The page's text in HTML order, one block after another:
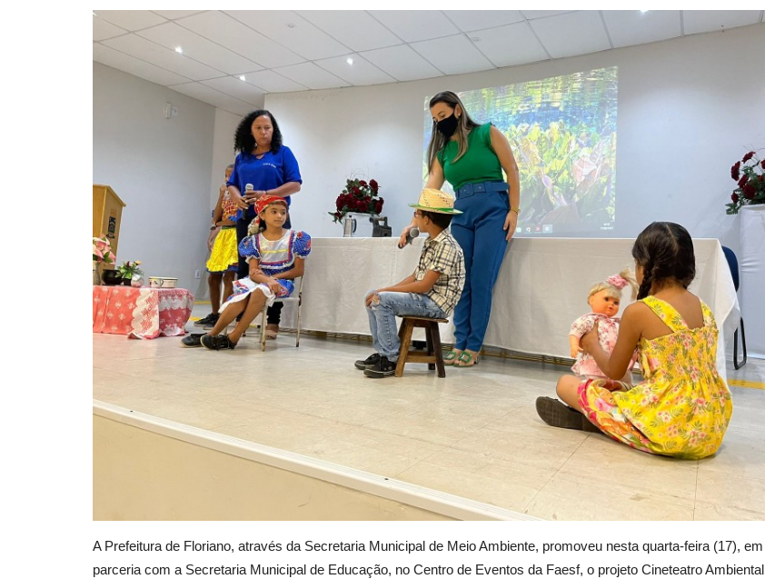
A Prefeitura de Floriano, através da Secretaria Municipal de Meio Ambiente, promoveu nesta quarta-feira (17), em
parceria com a Secretaria Municipal de Educação, no Centro de Eventos da Faesf, o projeto Cineteatro Ambiental